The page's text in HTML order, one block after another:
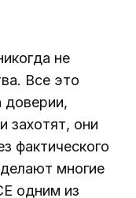
не
Все это
доверии,
захотят, они
фактического
многие
одним из